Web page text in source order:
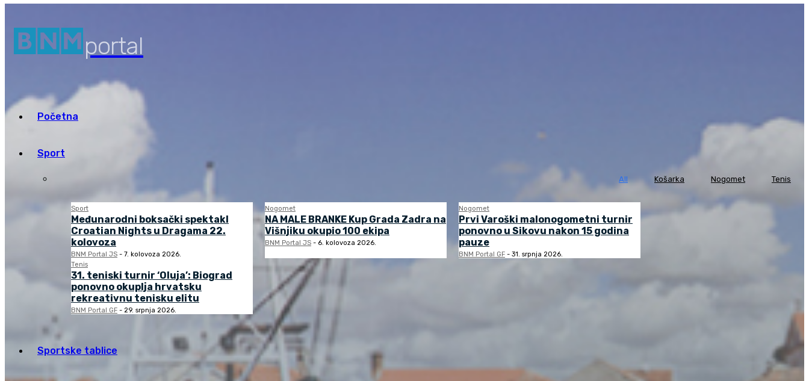
portal
Početna
Sport
All Košarka Nogomet Tenis
Sport
Međunarodni boksački spektakl
Croatian Nights u Dragama 22.
kolovoza
BNM Portal JS - 7. kolovoza 2026.
Nogomet
NA MALE BRANKE Kup Grada Zadra na
Višnjiku okupio 100 ekipa
BNM Portal JS - 6. kolovoza 2026.
Nogomet
Prvi Varoški malonogometni turnir
ponovno u Sikovu nakon 15 godina
pauze
BNM Portal GF - 31. srpnja 2026.
Tenis
31. teniski turnir ‘Oluja’: Biograd
ponovno okuplja hrvatsku
rekreativnu tenisku elitu
BNM Portal GF - 29. srpnja 2026.
Sportske tablice